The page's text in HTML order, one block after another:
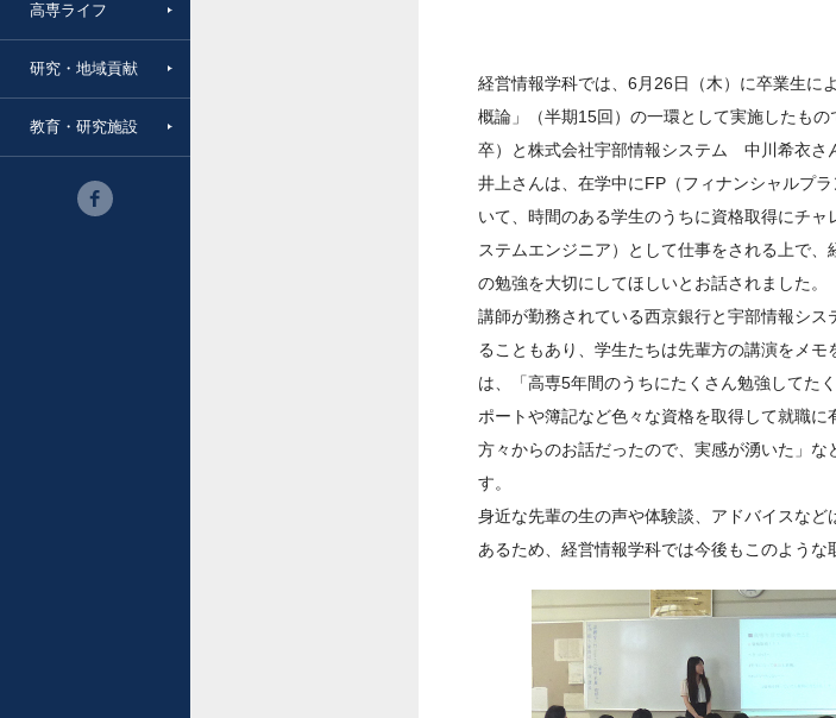
高専ライフ
研究・地域貢献
教育・研究施設
経営情報学科では、6月26日（木）に卒業生に
概論」（半期15回）の一環として実施したも
卒）と株式会社宇部情報システム 中川希衣さ
井上さんは、在学中にFP（フィナンシャルプ
いて、時間のある学生のうちに資格取得にチ
ステムエンジニア）として仕事をされる上で
の勉強を大切にしてほしいとお話されました。
講師が勤務されている西京銀行と宇部情報シ
ることもあり、学生たちは先輩方の講演をメ
は、「高専5年間のうちにたくさん勉強してた
ポートや簿記など色々な資格を取得して就職
方々からのお話だったので、実感が湧いた」
す。
身近な先輩の生の声や体験談、アドバイスな
あるため、経営情報学科では今後もこのような